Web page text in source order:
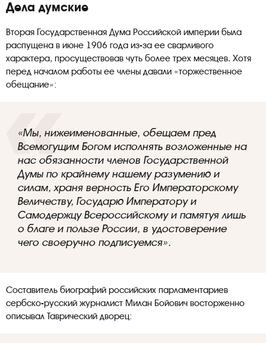
Дела думские
Вторая Государственная Дума Российской империи была
распущена в июне 1906 года из-за ее сварливого
характера, просуществовав чуть более трех месяцев. Хотя
перед началом работы ее члены давали «торжественное
обещание»:
«Мы, нижеименованные, обещаем пред
Всемогущим Богом исполнять возложенные на
нас обязанности членов Государственной
Думы по крайнему нашему разумению и
силам, храня верность Его Императорскому
Величеству, Государю Императору и
Самодержцу Всероссийскому и памятуя лишь
о благе и пользе России, в удостоверение
чего своеручно подписуемся».
Составитель биографий российских парламентариев
сербско-русский журналист Милан Бойович восторженно
описывал Таврический дворец: